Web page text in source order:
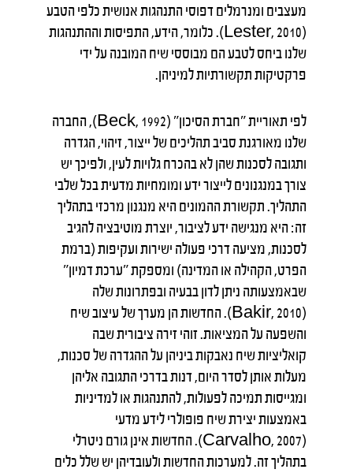
מעצבים ומנרמלים דפוסי התנהגות אנושית כלפי הטבע
(Lester, 2010). כלומר, הידע, התפיסות וההתנהגות
שלנו ביחס לטבע הם מבוססי שיח המובנה על ידי
פרקטיקות תקשורתיות למיניהן.
לפי תאוריית "חברת הסיכון" (Beck, 1992), החברה
שלנו מאורגנת סביב תהליכים של ייצור, זיהוי, הגדרה
ותגובה לסכנות שהן לא בהכרח גלויות לעין, ולפיכך יש
צורך במנגנונים לייצור ידע ומומחיות מדעית בכל שלבי
התהליך. תקשורת ההמונים היא מנגנון מרכזי בתהליך
זה: היא מנגישה ידע לציבור, יוצרת מוטיבציה להגיב
לסכנות, מציעה דרכי פעולה ישירות ועקיפות (ברמת
הפרט, הקהילה או המדינה) ומספקת "ערכת דמיון"
שבאמצעותה ניתן לדון בבעיה ובפתרונות שלה
(Bakir, 2010). החדשות הן מערך של עיצוב שיח
והשפעה על המציאות. זוהי זירה ציבורית שבה
קואליציות שיח נאבקות ביניהן על ההגדרה של סכנות,
מעלות אותן לסדר היום, דנות בדרכי התגובה אליהן
ומגייסות תמיכה לפעולות, להתנהגות או למדיניות
באמצעות יצירת שיח פופולרי לידע מדעי
(Carvalho, 2007). החדשות אינן גורם ניטרלי
בתהליך זה. למערכות החדשות ולעובדיהן יש שלל כלים